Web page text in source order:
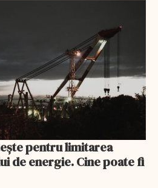
pentru limitarea
de energie. Cine poate fi